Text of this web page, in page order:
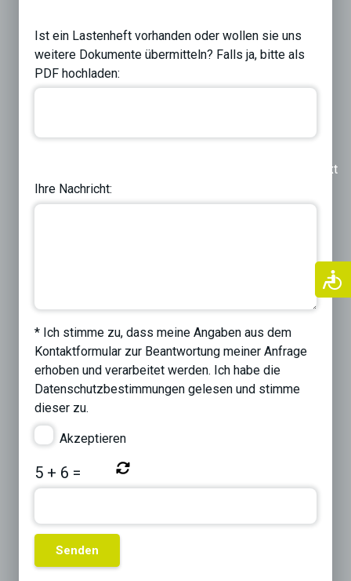
Ist ein Lastenheft vorhanden oder wollen sie uns
weitere Dokumente übermitteln? Falls ja, bitte als
PDF hochladen:
Next
Ihre Nachricht:
* Ich stimme zu, dass meine Angaben aus dem
Kontaktformular zur Beantwortung meiner Anfrage
erhoben und verarbeitet werden. Ich habe die
Datenschutzbestimmungen gelesen und stimme
dieser zu.
Akzeptieren
5 + 6 =